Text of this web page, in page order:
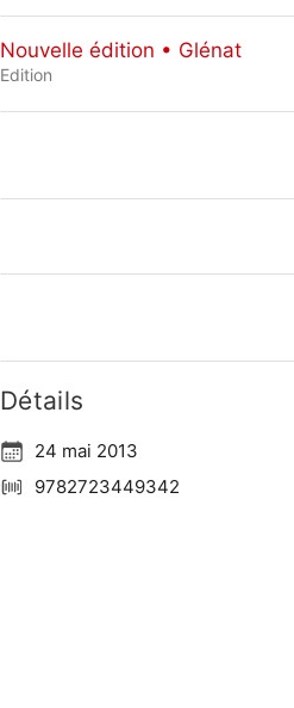
Nouvelle édition • Glénat
Edition
Détails
24 mai 2013
9782723449342